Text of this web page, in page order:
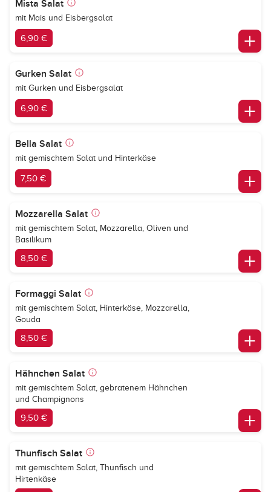
Mista Salat
mit Mais und Eisbergsalat
6,90 €
Gurken Salat
mit Gurken und Eisbergsalat
6,90 €
Bella Salat
mit gemischtem Salat und Hinterkäse
7,50 €
Mozzarella Salat
mit gemischtem Salat, Mozzarella, Oliven und
Basilikum
8,50 €
Formaggi Salat
mit gemischtem Salat, Hinterkäse, Mozzarella,
Gouda
8,50 €
Hähnchen Salat
mit gemischtem Salat, gebratenem Hähnchen
und Champignons
9,50 €
Thunfisch Salat
mit gemischtem Salat, Thunfisch und
Hirtenkäse